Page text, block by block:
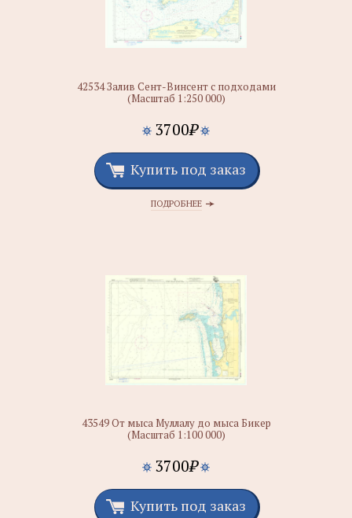
42534 Залив Сент-Винсент с подходами
(Масштаб 1:250 000)
3700₽
Купить под заказ
ПОДРОБНЕЕ
43549 От мыса Муллалу до мыса Бикер
(Масштаб 1:100 000)
3700₽
Купить под заказ